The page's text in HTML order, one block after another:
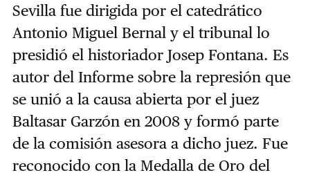
Sevilla fue dirigida por el catedrático
Antonio Miguel Bernal y el tribunal lo
presidió el historiador Josep Fontana. Es
autor del Informe sobre la represión que
se unió a la causa abierta por el juez
Baltasar Garzón en 2008 y formó parte
de la comisión asesora a dicho juez. Fue
reconocido con la Medalla de Oro del